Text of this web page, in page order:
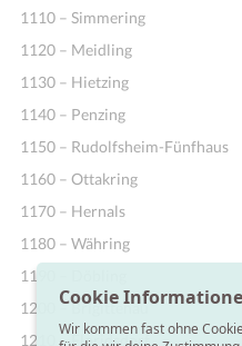
1110 – Simmering
1120 – Meidling
1130 – Hietzing
1140 – Penzing
1150 – Rudolfsheim-Fünfhaus
1160 – Ottakring
1170 – Hernals
1180 – Währing
1190 – Döbling
1200 – Brigittenau
1210 – Floridsdorf
Cookie
Wir kommen fast ohne